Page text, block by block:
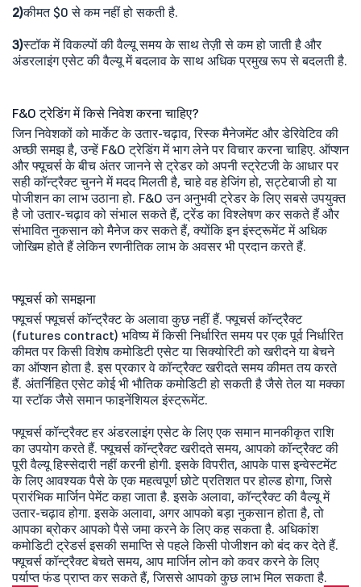
2)कीमत $0 से कम नहीं हो सकती है.
3)स्टॉक में विकल्पों की वैल्यू समय के साथ तेज़ी से कम हो जाती है और
अंडरलाइंग एसेट की वैल्यू में बदलाव के साथ अधिक प्रमुख रूप से बदलती है.
F&O ट्रेडिंग में किसे निवेश करना चाहिए?
जिन निवेशकों को मार्केट के उतार-चढ़ाव, रिस्क मैनेजमेंट और डेरिवेटिव की
अच्छी समझ है, उन्हें F&O ट्रेडिंग में भाग लेने पर विचार करना चाहिए. ऑप्शन
और फ्यूचर्स के बीच अंतर जानने से ट्रेडर को अपनी स्ट्रेटजी के आधार पर
सही कॉन्ट्रैक्ट चुनने में मदद मिलती है, चाहे वह हेजिंग हो, सट्टेबाजी हो या
पोजीशन का लाभ उठाना हो. F&O उन अनुभवी ट्रेडर के लिए सबसे उपयुक्त
है जो उतार-चढ़ाव को संभाल सकते हैं, ट्रेंड का विश्लेषण कर सकते हैं और
संभावित नुकसान को मैनेज कर सकते हैं, क्योंकि इन इंस्ट्रूमेंट में अधिक
जोखिम होते हैं लेकिन रणनीतिक लाभ के अवसर भी प्रदान करते हैं.
फ्यूचर्स को समझना
फ्यूचर्स फ्यूचर्स कॉन्ट्रैक्ट के अलावा कुछ नहीं हैं. फ्यूचर्स कॉन्ट्रैक्ट
(futures contract) भविष्य में किसी निर्धारित समय पर एक पूर्व निर्धारित
कीमत पर किसी विशेष कमोडिटी एसेट या सिक्योरिटी को खरीदने या बेचने
का ऑप्शन होता है. इस प्रकार वे कॉन्ट्रैक्ट खरीदते समय कीमत तय करते
हैं. अंतर्निहित एसेट कोई भी भौतिक कमोडिटी हो सकती है जैसे तेल या मक्का
या स्टॉक जैसे समान फाइनेंशियल इंस्ट्रूमेंट.
फ्यूचर्स कॉन्ट्रैक्ट हर अंडरलाइंग एसेट के लिए एक समान मानकीकृत राशि
का उपयोग करते हैं. फ्यूचर्स कॉन्ट्रैक्ट खरीदते समय, आपको कॉन्ट्रैक्ट की
पूरी वैल्यू हिस्सेदारी नहीं करनी होगी. इसके विपरीत, आपके पास इन्वेस्टमेंट
के लिए आवश्यक पैसे के एक महत्वपूर्ण छोटे प्रतिशत पर होल्ड होगा, जिसे
प्रारंभिक मार्जिन पेमेंट कहा जाता है. इसके अलावा, कॉन्ट्रैक्ट की वैल्यू में
उतार-चढ़ाव होगा. इसके अलावा, अगर आपको बड़ा नुकसान होता है, तो
आपका ब्रोकर आपको पैसे जमा करने के लिए कह सकता है. अधिकांश
कमोडिटी ट्रेडर्स इसकी समाप्ति से पहले किसी पोजीशन को बंद कर देते हैं.
फ्यूचर्स कॉन्ट्रैक्ट बेचते समय, आप मार्जिन लोन को कवर करने के लिए
पर्याप्त फंड प्राप्त कर सकते हैं, जिससे आपको कुछ लाभ मिल सकता है.